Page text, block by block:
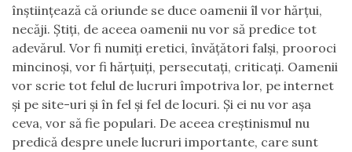
înştiinţează că oriunde se duce oamenii îl vor hărţui,
necăji. Ştiţi, de aceea oamenii nu vor să predice tot
adevărul. Vor fi numiţi eretici, învăţători falşi, prooroci
mincinoşi, vor fi hărţuiţi, persecutaţi, criticaţi. Oamenii
vor scrie tot felul de lucruri împotriva lor, pe internet
şi pe site-uri şi în fel şi fel de locuri. Şi ei nu vor aşa
ceva, vor să fie populari. De aceea creştinismul nu
predică despre unele lucruri importante, care sunt